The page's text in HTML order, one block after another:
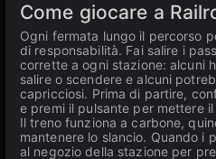
Come giocare a
Ogni fermata lungo il percorso
di responsabilità. Fai salire i
corrette a ogni stazione: alcuni
salire o scendere e alcuni
capricciosi. Prima di partire,
e premi il pulsante per mettere
Il treno funziona a carbone,
mantenere lo slancio. Quando i
al negozio della stazione per